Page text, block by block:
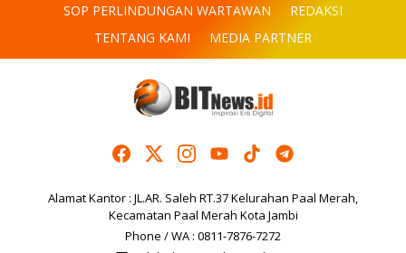
SOP PERLINDUNGAN WARTAWAN
REDAKSI
TENTANG KAMI
MEDIA PARTNER
Alamat Kantor : JL.AR. Saleh RT.37 Kelurahan Paal Merah,
Kecamatan Paal Merah Kota Jambi
Phone / WA : 0811-7876-7272